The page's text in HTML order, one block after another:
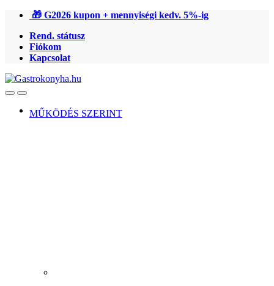
Ugrás
navigációhoz
Ugrás
tartalomra
🎁 G2026 kupon + mennyiségi kedv. 5%-ig
Rend. státusz
Fiókom
Kapcsolat
OpenClose
MŰKÖDÉS SZERINT